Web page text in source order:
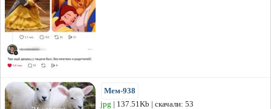
Мем-938
jpg | 137.51Kb | скачали: 53